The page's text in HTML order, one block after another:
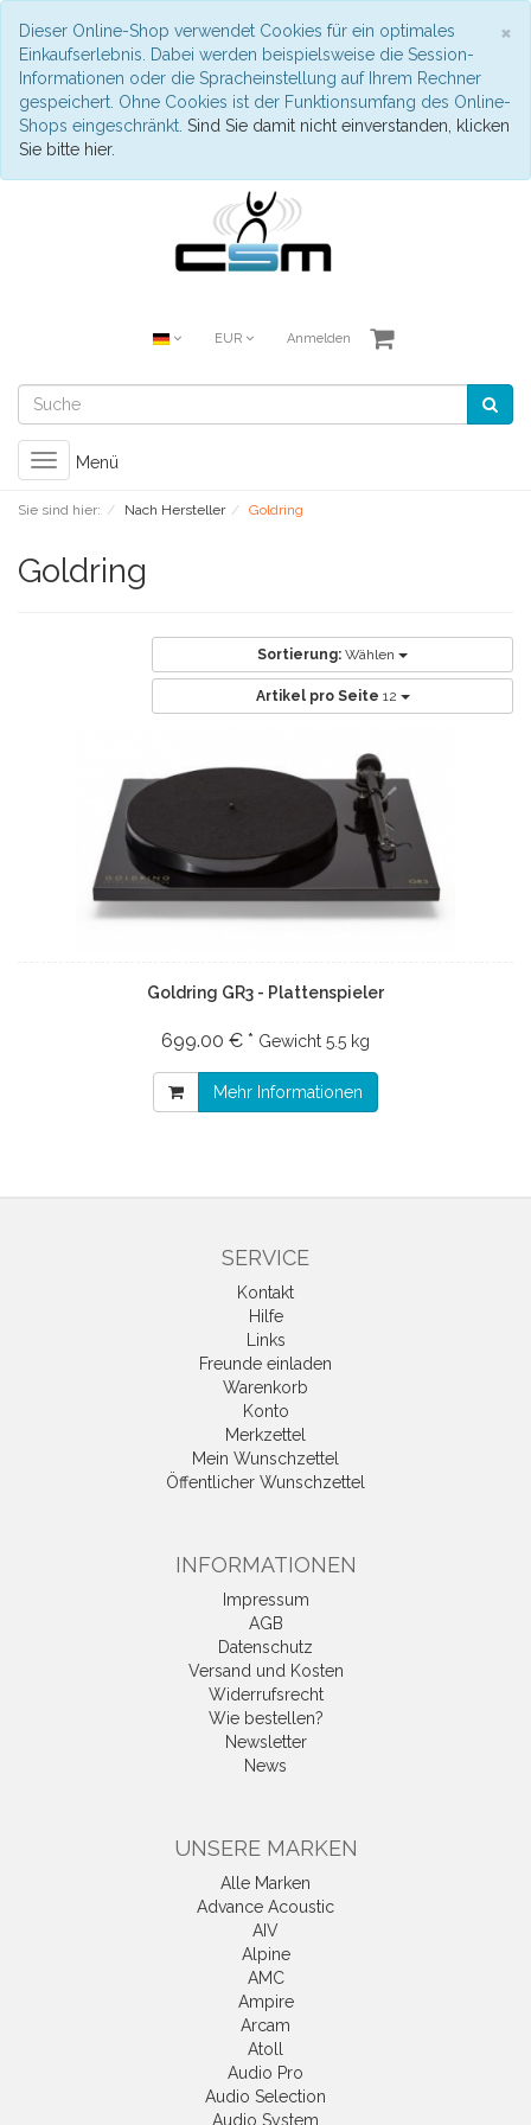
×
Dieser Online-Shop verwendet Cookies für ein optimales
Einkaufserlebnis. Dabei werden beispielsweise die Session-
Informationen oder die Spracheinstellung auf Ihrem Rechner
gespeichert. Ohne Cookies ist der Funktionsumfang des Online-
Shops eingeschränkt. Sind Sie damit nicht einverstanden, klicken
Sie bitte hier.
EUR Anmelden
Toggle
navigation
Menü
Sie sind hier: Nach Hersteller Goldring
Goldring
Sortierung: Wählen
Artikel pro Seite 12
Goldring GR3 - Plattenspieler
699.00 € * Gewicht 5.5 kg
Mehr Informationen
SERVICE
Kontakt
Hilfe
Links
Freunde einladen
Warenkorb
Konto
Merkzettel
Mein Wunschzettel
Öffentlicher Wunschzettel
INFORMATIONEN
Impressum
AGB
Datenschutz
Versand und Kosten
Widerrufsrecht
Wie bestellen?
Newsletter
News
UNSERE MARKEN
Alle Marken
Advance Acoustic
AIV
Alpine
AMC
Ampire
Arcam
Atoll
Audio Pro
Audio Selection
Audio System